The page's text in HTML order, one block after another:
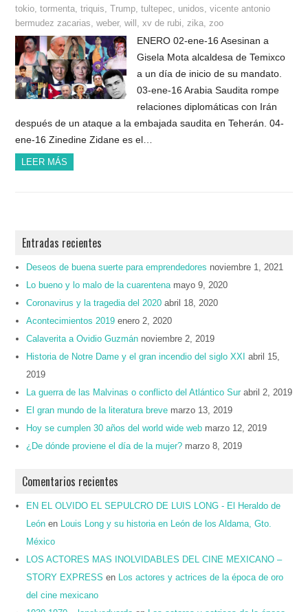
tokio ,tormenta ,triquis ,Trump ,tultepec unidos ,vicente antonio
bermudez zacarias ,weber,will ,xv de rubi zika zoo
ENERO 02-ene-16 Asesinan a
Gisela Mota alcaldesa de Temixco
a un día de inicio de su mandato.
03-ene-16 Arabia Saudita rompe
relaciones diplomáticas con Irán
después de un ataque a la embajada saudita en Teherán. 04-
ene-16 Zinedine Zidane es el…
LEER MÁS
Entradas recientes
Deseos de buena suerte para emprendedores noviembre 1, 2021
Lo bueno y lo malo de la cuarentena mayo 9, 2020
Coronavirus y la tragedia del 2020 abril 18, 2020
Acontecimientos 2019 enero 2, 2020
Calaverita a Ovidio Guzmán noviembre 2, 2019
Historia de Notre Dame y el gran incendio del siglo XXI
abril 15,
2019
La guerra de las Malvinas o conflicto del Atlántico Sur abril 2, 2019
El gran mundo de la literatura breve marzo 13, 2019
Hoy se cumplen 30 años del world wide web marzo 12, 2019
¿De dónde proviene el día de la mujer? marzo 8, 2019
Comentarios recientes
EN EL OLVIDO EL SEPULCRO DE LUIS LONG - El Heraldo de
León en
Louis Long y su historia en León de los Aldama, Gto.
México
LOS ACTORES MAS INOLVIDABLES DEL CINE MEXICANO –
STORY EXPRESS en
Los actores y actrices de la época de oro
del cine mexicano